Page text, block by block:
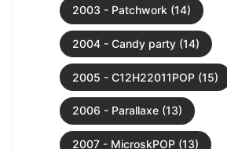
2003 - Patchwork (14)
2004 - Candy party (14)
2005 - C12H22011POP (15)
2006 - Parallaxe (13)
2007 - MicroskPOP (13)